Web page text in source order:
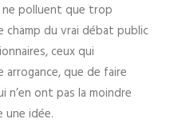
polluent que trop
champ du vrai débat public
ceux qui
arrogance, que de faire
n’en ont pas la moindre
une idée.